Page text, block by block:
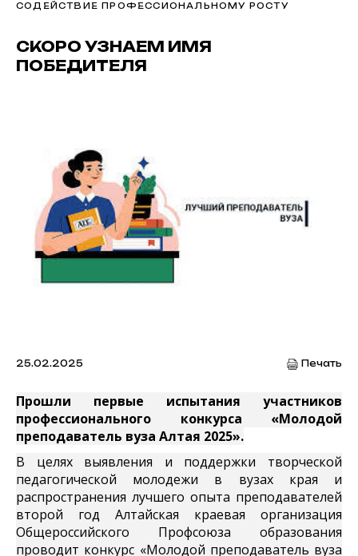
СОДЕЙСТВИЕ ПРОФЕССИОНАЛЬНОМУ РОСТУ
СКОРО УЗНАЕМ ИМЯ
ПОБЕДИТЕЛЯ
25.02.2025 Печать
Прошли первые испытания участников
профессионального конкурса «Молодой
преподаватель вуза Алтая 2025».
В целях выявления и поддержки творческой
педагогической молодежи в вузах края и
распространения лучшего опыта преподавателей
второй год Алтайская краевая организация
Общероссийского Профсоюза образования
проводит конкурс «Молодой преподаватель вуза